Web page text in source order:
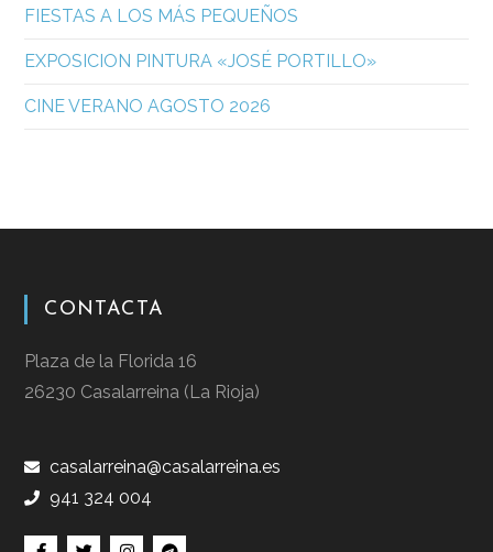
FIESTAS A LOS MÁS PEQUEÑOS
EXPOSICION PINTURA «JOSÉ PORTILLO»
CINE VERANO AGOSTO 2026
CONTACTA
Plaza de la Florida 16
26230 Casalarreina (La Rioja)
casalarreina@casalarreina.es
941 324 004